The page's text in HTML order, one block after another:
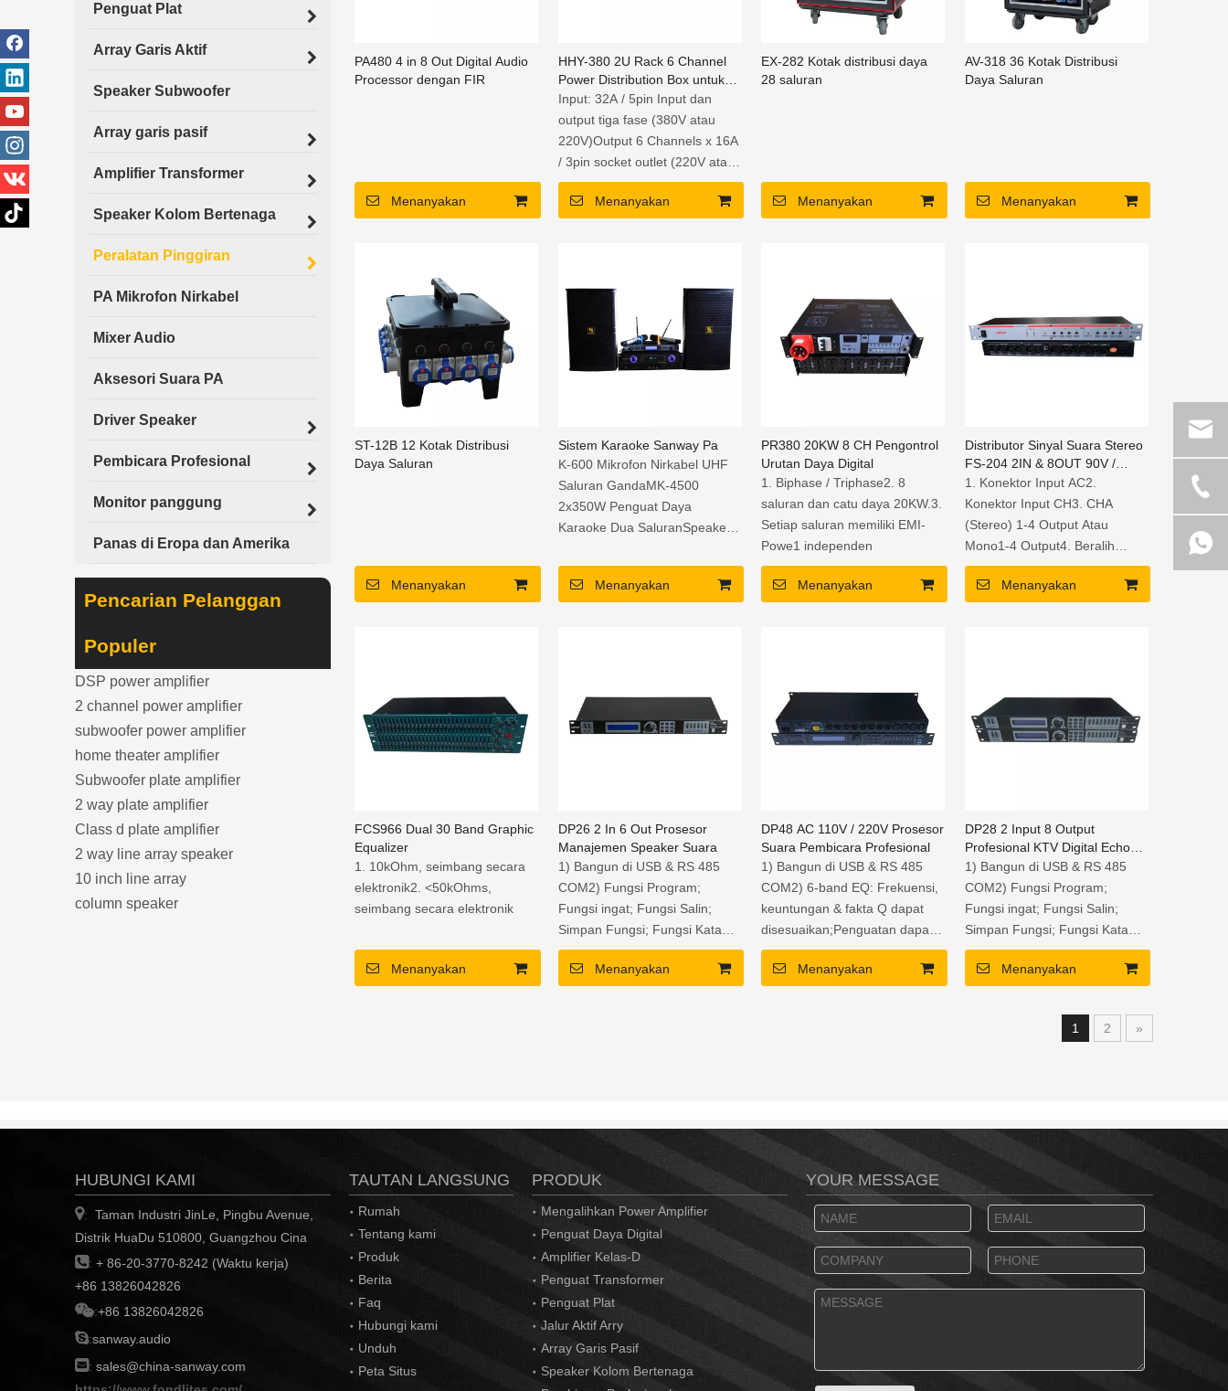
Penguat Plat
Array Garis Aktif
Speaker Subwoofer
Array garis pasif
Amplifier Transformer
Speaker Kolom Bertenaga
Peralatan Pinggiran
PA Mikrofon Nirkabel
Mixer Audio
Aksesori Suara PA
Driver Speaker
Pembicara Profesional
Monitor panggung
Panas di Eropa dan Amerika
Pencarian Pelanggan
Populer
DSP power amplifier
2 channel power amplifier
subwoofer power amplifier
home theater amplifier
Subwoofer plate amplifier
2 way plate amplifier
Class d plate amplifier
2 way line array speaker
10 inch line array
column speaker
PA480 4 in 8 Out Digital Audio
Processor dengan FIR
Menanyakan
HHY-380 2U Rack 6 Channel
Power Distribution Box untuk
Pro Audio
Input: 32A / 5pin Input dan
output tiga fase (380V atau
220V)Output 6 Channels x 16A
/ 3pin socket outlet (220V atau
110V)
Menanyakan
EX-282 Kotak distribusi daya
28 saluran
Menanyakan
AV-318 36 Kotak Distribusi
Daya Saluran
Menanyakan
ST-12B 12 Kotak Distribusi
Daya Saluran
Menanyakan
Sistem Karaoke Sanway Pa
K-600 Mikrofon Nirkabel UHF
Saluran GandaMK-4500
2x350W Penguat Daya
Karaoke Dua SaluranSpeaker
”
Menanyakan
PR380 20KW 8 CH Pengontrol
Urutan Daya Digital
1. Biphase / Triphase2. 8
saluran dan catu daya 20KW.3.
Setiap saluran memiliki EMI-
Powe1 independen
Menanyakan
Distributor Sinyal Suara Stereo
FS-204 2IN & 8OUT 90V /
240V untuk loudspeaker
1. Konektor Input AC2.
Konektor Input CH3. CHA
(Stereo) 1-4 Output Atau
Mono1-4 Output4. Beralih
Mode Operasi
Menanyakan
FCS966 Dual 30 Band Graphic
Equalizer
1. 10kOhm, seimbang secara
elektronik2. <50kOhms,
seimbang secara elektronik
Menanyakan
DP26 2 In 6 Out Prosesor
Manajemen Speaker Suara
1) Bangun di USB & RS 485
COM2) Fungsi Program;
Fungsi ingat; Fungsi Salin;
Simpan Fungsi; Fungsi Kata
Sandi.3) 6-band EQ:
Frekuensi, gain & Q fakta
Menanyakan
DP48 AC 110V / 220V Prosesor
Suara Pembicara Profesional
1) Bangun di USB & RS 485
COM2) 6-band EQ: Frekuensi,
keuntungan & fakta Q dapat
disesuaikan;Penguatan dapat
disesuaikan dari -20 dB hingga
+20 dB.3) Frekuensi sampling
Menanyakan
DP28 2 Input 8 Output
Profesional KTV Digital Echo
Processor
1) Bangun di USB & RS 485
COM2) Fungsi Program;
Fungsi ingat; Fungsi Salin;
Simpan Fungsi; Fungsi Kata
Sandi.3) 6-band EQ:
Frekuensi, gain & Q fakta
dapat disesuaikan dari -20 dB
Menanyakan
1 2 »
HUBUNGI KAMI
:
Taman Industri JinLe, Pingbu Avenue,
Distrik HuaDu 510800, Guangzhou Cina
: + 86-20-3770-8242 (Waktu kerja)
+86 13826042826
:+86 13826042826
:sanway.audio
: sales@china-sanway.com
TAUTAN LANGSUNG
Rumah
Tentang kami
Produk
Berita
Faq
Hubungi kami
Unduh
Peta Situs
PRODUK
Mengalihkan Power Amplifier
Penguat Daya Digital
Amplifier Kelas-D
Penguat Transformer
Penguat Plat
Jalur Aktif Arry
Array Garis Pasif
Speaker Kolom Bertenaga
YOUR MESSAGE